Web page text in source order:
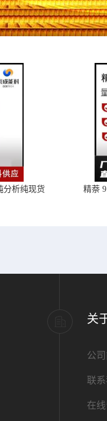
分析纯现货 精萘
关
公
联
在